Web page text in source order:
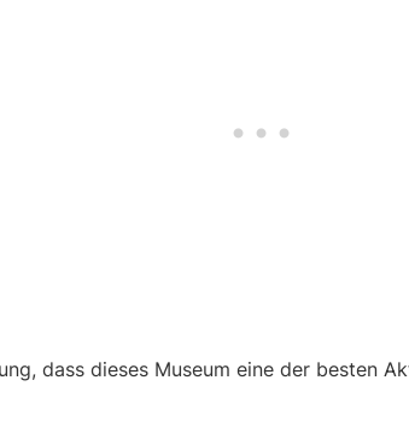
dass dieses Museum eine der besten